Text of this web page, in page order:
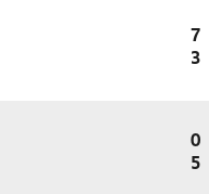
7
3
0
5